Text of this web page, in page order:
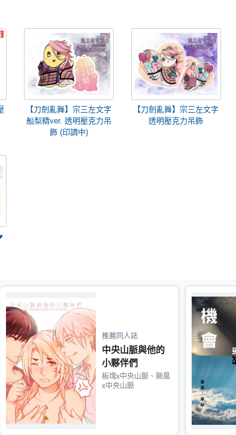
【刀劍亂舞】宗三左文字
船梨精ver. 透明壓克力吊
飾 (印調中)
【刀劍亂舞】宗三左文字
透明壓克力吊飾
推薦同人誌
中央山脈與他的
小夥伴們
板塊x中央山脈、颱風
x中央山脈